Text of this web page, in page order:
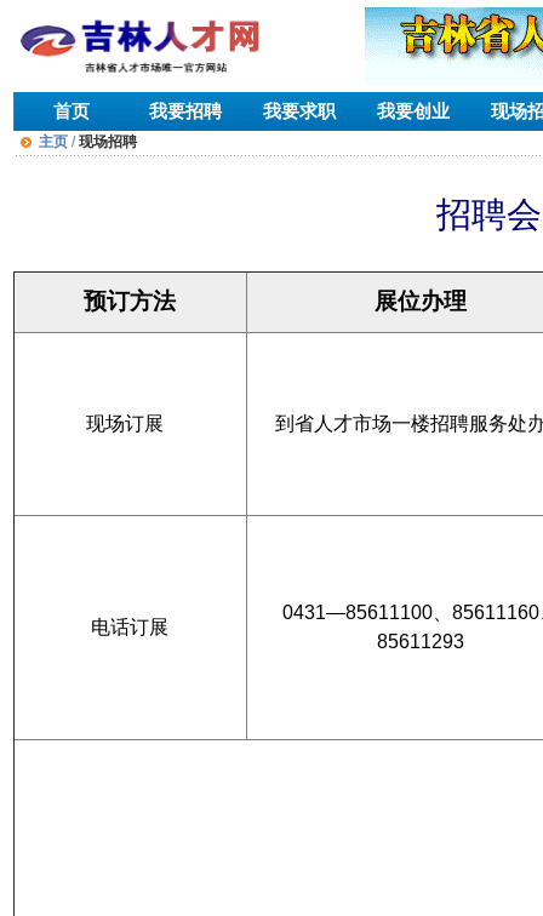
首页 我要招聘 我要求职 我要创业 现场
主页/现场招聘
招聘
预订方法 展位办理
现场订展 到省人才市场一楼招聘服务处
电话订展
0431—85611100、85611160
85611293